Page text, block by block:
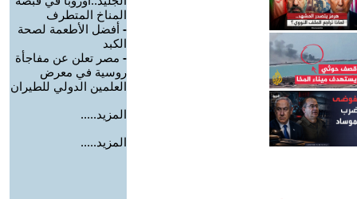
المناخ المتطرف
- أفضل الأطعمة لصحة
الكبد
- مصر تعلن عن مفاجأة
روسية في معرض
العلمين الدولي للطيران
المزيد.....
المزيد.....